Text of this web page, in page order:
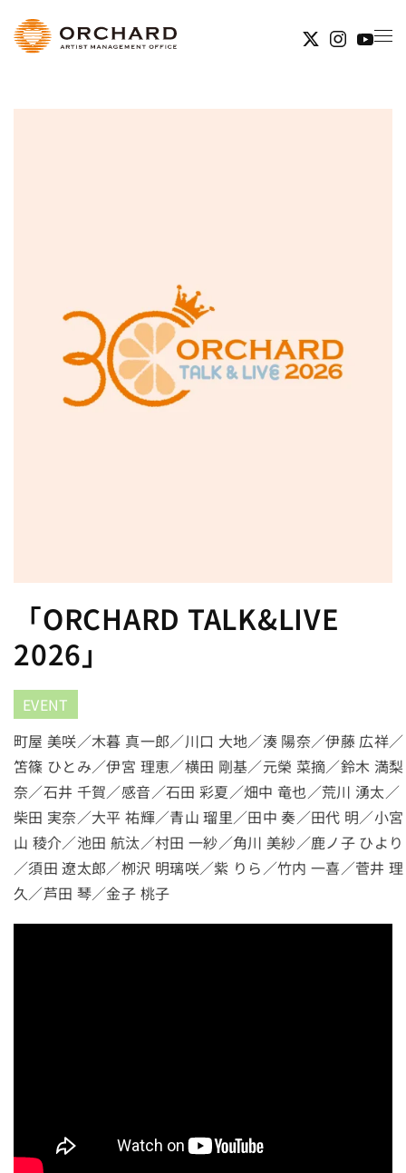
Skip to main content
「ORCHARD TALK&LIVE
2026」
EVENT
町屋 美咲／木暮 真一郎／川口 大地／湊 陽奈／伊藤 広祥／
笘篠 ひとみ／伊宮 理恵／横田 剛基／元榮 菜摘／鈴木 満梨
奈／石井 千賀／感音／石田 彩夏／畑中 竜也／荒川 湧太／
柴田 実奈／大平 祐輝／青山 瑠里／田中 奏／田代 明／小宮
山 稜介／池田 航汰／村田 一紗／角川 美紗／鹿ノ子 ひより
／須田 遼太郎／栁沢 明璃咲／紫 りら／竹内 一喜／菅井 理
久／芦田 琴／金子 桃子